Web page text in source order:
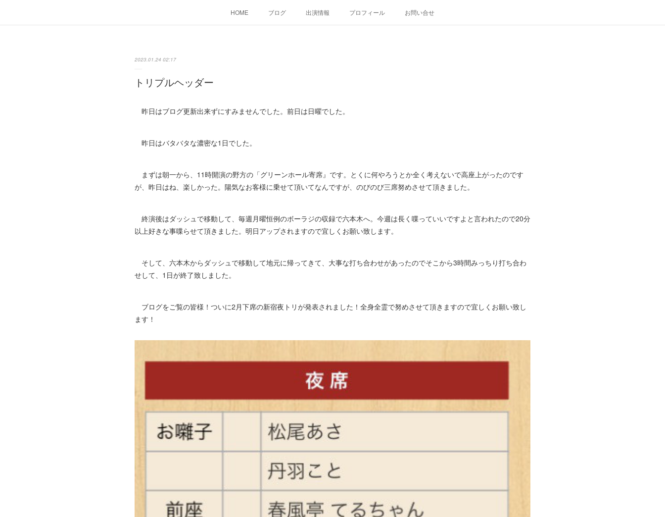
HOME ブログ 出演情報 プロフィール お問い合せ
2023.01.24 02:17
トリプルヘッダー
昨日はブログ更新出来ずにすみませんでした。前日は日曜でした。
昨日はバタバタな濃密な1日でした。
まずは朝一から、11時開演の野方の「グリーンホール寄席』です。とくに何やろうとか全く考えないで高座上がったのです
が、昨日はね、楽しかった。陽気なお客様に乗せて頂いてなんですが、のびのび三席努めさせて頂きました。
終演後はダッシュで移動して、毎週月曜恒例のボーラジの収録で六本木へ。今週は長く喋っていいですよと言われたので20分
以上好きな事喋らせて頂きました。明日アップされますので宜しくお願い致します。
そして、六本木からダッシュで移動して地元に帰ってきて、大事な打ち合わせがあったのでそこから3時間みっちり打ち合わ
せして、1日が終了致しました。
ブログをご覧の皆様！ついに2月下席の新宿夜トリが発表されました！全身全霊で努めさせて頂きますので宜しくお願い致し
ます！